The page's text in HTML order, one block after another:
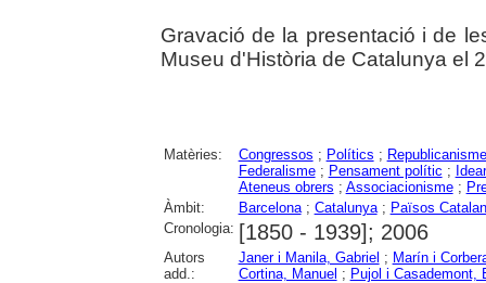
Gravació de la presentació i de
Museu d'Història de Catalunya el
Matèries: Congressos ; Polítics ; Republicanisme
Federalisme; Pensament polític ;
Ateneus obrers ; Associacionisme;
Àmbit:
Barcelona; Catalunya; Països
Cronologia: [1850 - 1939]; 2006
Autors
add.:
Janer i Manila, Gabriel ; Marín i
Cortina, Manuel ; Pujol i Casademont,